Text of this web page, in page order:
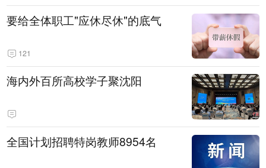
要给全体职工"应休尽休"的底气
121
海内外百所高校学子聚沈阳
全国计划招聘特岗教师8954名